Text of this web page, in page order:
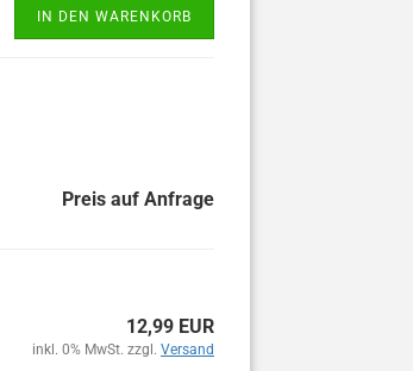
IN DEN WARENKORB
Preis auf Anfrage
12,99 EUR
inkl. 0% MwSt. zzgl. Versand